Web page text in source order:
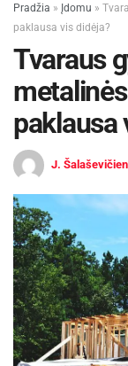
Pradžia » Įdomu »
paklausa vis didėja?
Tvaraus
paklausa
J.